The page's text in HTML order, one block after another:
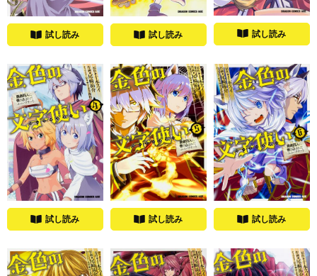
試し読み 試し読み 試し読み
試し読み 試し読み 試し読み